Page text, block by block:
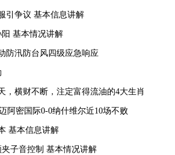
引争议 基本信息讲解
基本情况讲解
防汛防台风四级应急响应
，横财不断，注定富得流油的4大生肖
阿密国际0-0纳什维尔近10场不败
基本信息讲解
子音控制 基本情况讲解